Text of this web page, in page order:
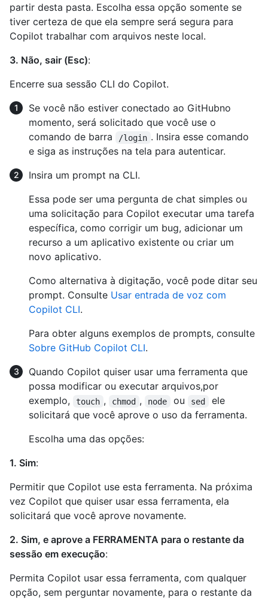
partir desta pasta. Escolha essa opção somente se
tiver certeza de que ela sempre será segura para
Copilot trabalhar com arquivos neste local.
3. Não, sair (Esc):
Encerre sua sessão CLI do Copilot.
Se você não estiver conectado ao GitHubno
momento, será solicitado que você use o
comando de barra
/login . Insira esse comando
e siga as instruções na tela para autenticar.
Insira um prompt na CLI.
Essa pode ser uma pergunta de chat simples ou
uma solicitação para Copilot executar uma tarefa
específica, como corrigir um bug, adicionar um
recurso a um aplicativo existente ou criar um
novo aplicativo.
Como alternativa à digitação, você pode ditar seu
prompt. Consulte Usar entrada de voz com
Copilot CLI.
Para obter alguns exemplos de prompts, consulte
Sobre GitHub Copilot CLI.
Quando Copilot quiser usar uma ferramenta que
possa modificar ou executar arquivos,por
exemplo,
touch , chmod , node ou sed
ele
solicitará que você aprove o uso da ferramenta.
Escolha uma das opções:
1. Sim:
Permitir que Copilot use esta ferramenta. Na próxima
vez Copilot que quiser usar essa ferramenta, ela
solicitará que você aprove novamente.
2. Sim, e aprove a FERRAMENTA para o restante da
sessão em execução:
Permita Copilot usar essa ferramenta, com qualquer
opção, sem perguntar novamente, para o restante da